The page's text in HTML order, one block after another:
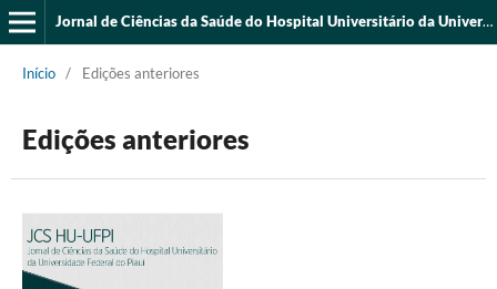
Jornal de Ciências da Saúde do Hospital Universitário da Universidade Federal do Piauí
Início / Edições anteriores
Edições anteriores